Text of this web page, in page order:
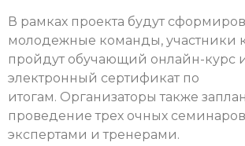
В рамках проекта будут
молодежные команды, участники
пройдут обучающий онлайн-курс
электронный сертификат по
итогам. Организаторы также
проведение трех очных
экспертами и тренерами.